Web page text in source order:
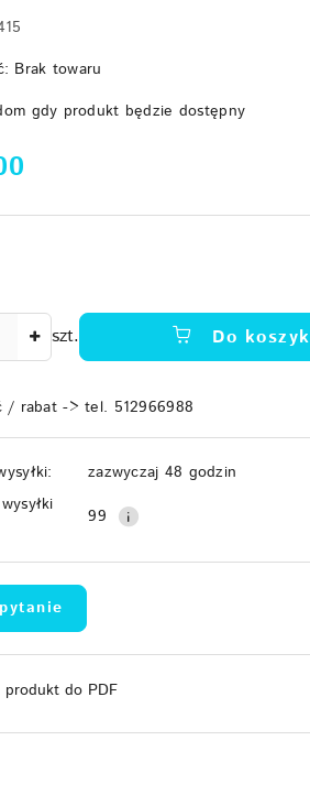
Brak towaru
gdy produkt będzie dostępny
szt. Do
/ rabat -> tel. 512966988
zazwyczaj 48 godzin
99
produkt do PDF